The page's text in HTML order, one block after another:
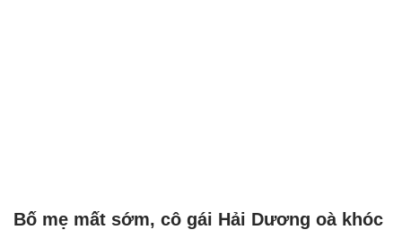
Bố mẹ mất sớm, cô gái Hải Dương oà khóc